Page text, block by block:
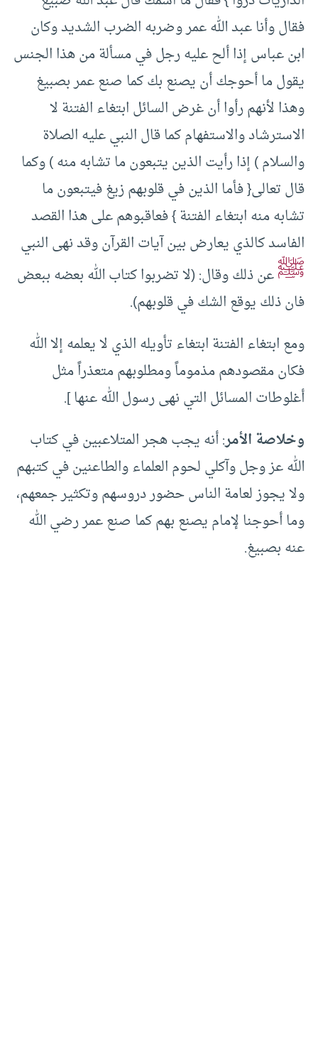
فقال وأنا عبد الله عمر وضربه الضرب الشديد وكان
ابن عباس إذا ألح عليه رجل في مسألة من هذا الجنس
يقول ما أحوجك أن يصنع بك كما صنع عمر بصبيغ
وهذا لأنهم رأوا أن غرض السائل ابتغاء الفتنة لا
الاسترشاد والاستفهام كما قال النبي عليه الصلاة
والسلام ) إذا رأيت الذين يتبعون ما تشابه منه ) وكما
قال تعالى{ فأما الذين في قلوبهم زيغ فيتبعون ما
تشابه منه ابتغاء الفتنة } فعاقبوهم على هذا القصد
الفاسد كالذي يعارض بين آيات القرآن وقد نهى النبي
ﷺعن ذلك وقال: (لا تضربوا كتاب الله بعضه ببعض
فان ذلك يوقع الشك في قلوبهم).
ومع ابتغاء الفتنة ابتغاء تأويله الذي لا يعلمه إلا الله
فكان مقصودهم مذموماً ومطلوبهم متعذراً مثل
أغلوطات المسائل التي نهى رسول الله عنها ].
وخلاصة الأمر: أنه يجب هجر المتلاعبين في كتاب
الله عز وجل وآكلي لحوم العلماء والطاعنين في كتبهم
ولا يجوز لعامة الناس حضور دروسهم وتكثير جمعهم،
وما أحوجنا لإمام يصنع بهم كما صنع عمر رضي الله
عنه بصبيغ.